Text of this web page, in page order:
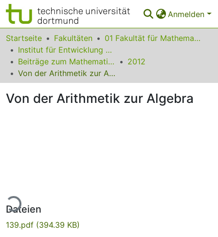
Anmelden
Bereiche & Sammlungen
Das gesamte Repositorium
Statistiken
FAQ
Startseite Fakultäten
01 Fakultät für Mathematik
Institut für Entwicklung und Erforschung des Mathematikunterrichts
Beiträge zum Mathematikunterricht
2012
Von der Arithmetik zur Algebra
Von der Arithmetik zur Algebra
Dateien
139.pdf (394.39 KB)